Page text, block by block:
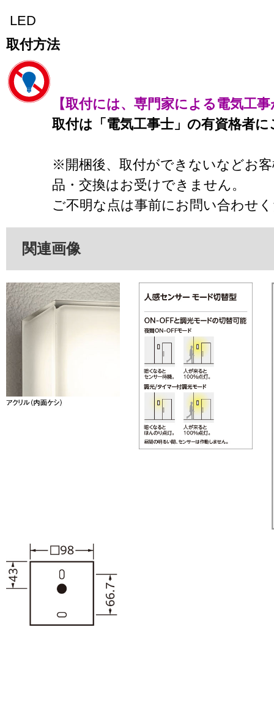
LED
取付方法
【取付には、専門家による電気工
取付は「電気工事士」の有資格者
※開梱後、取付ができないなどお
品・交換はお受けできません。
ご不明な点は事前にお問い合わせ
関連画像